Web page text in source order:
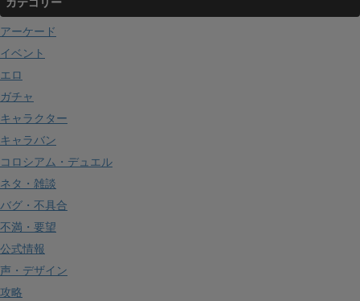
カテゴリー
アーケード
イベント
エロ
ガチャ
キャラクター
キャラバン
コロシアム・デュエル
ネタ・雑談
バグ・不具合
不満・要望
公式情報
声・デザイン
攻略